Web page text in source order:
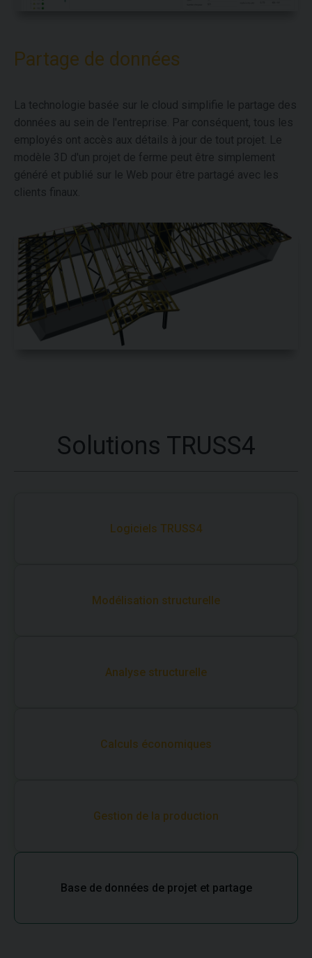
Partage de données
La technologie basée sur le cloud simplifie le partage des
données au sein de l'entreprise. Par conséquent, tous les
employés ont accès aux détails à jour de tout projet. Le
modèle 3D d'un projet de ferme peut être simplement
généré et publié sur le Web pour être partagé avec les
clients finaux.
Solutions TRUSS4
Logiciels TRUSS4
Modélisation structurelle
Analyse structurelle
Calculs économiques
Gestion de la production
Base de données de projet et partage